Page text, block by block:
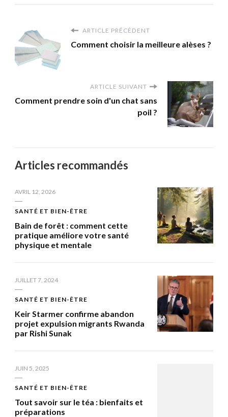
ARTICLE PRÉCÉDENT
Comment choisir la meilleure alèses ?
ARTICLE SUIVANT
Comment prendre soin d'un chat sans
poil ?
Articles recommandés
AVRIL 12, 2026
SANTÉ ET BIEN-ÊTRE
Bain de forêt : comment cette
pratique améliore votre santé
physique et mentale
JUILLET 7, 2024
SANTÉ ET BIEN-ÊTRE
Keir Starmer confirme abandon
projet expulsion migrants Rwanda
par Rishi Sunak
JUIN 5, 2025
SANTÉ ET BIEN-ÊTRE
Tout savoir sur le téa : bienfaits et
préparations